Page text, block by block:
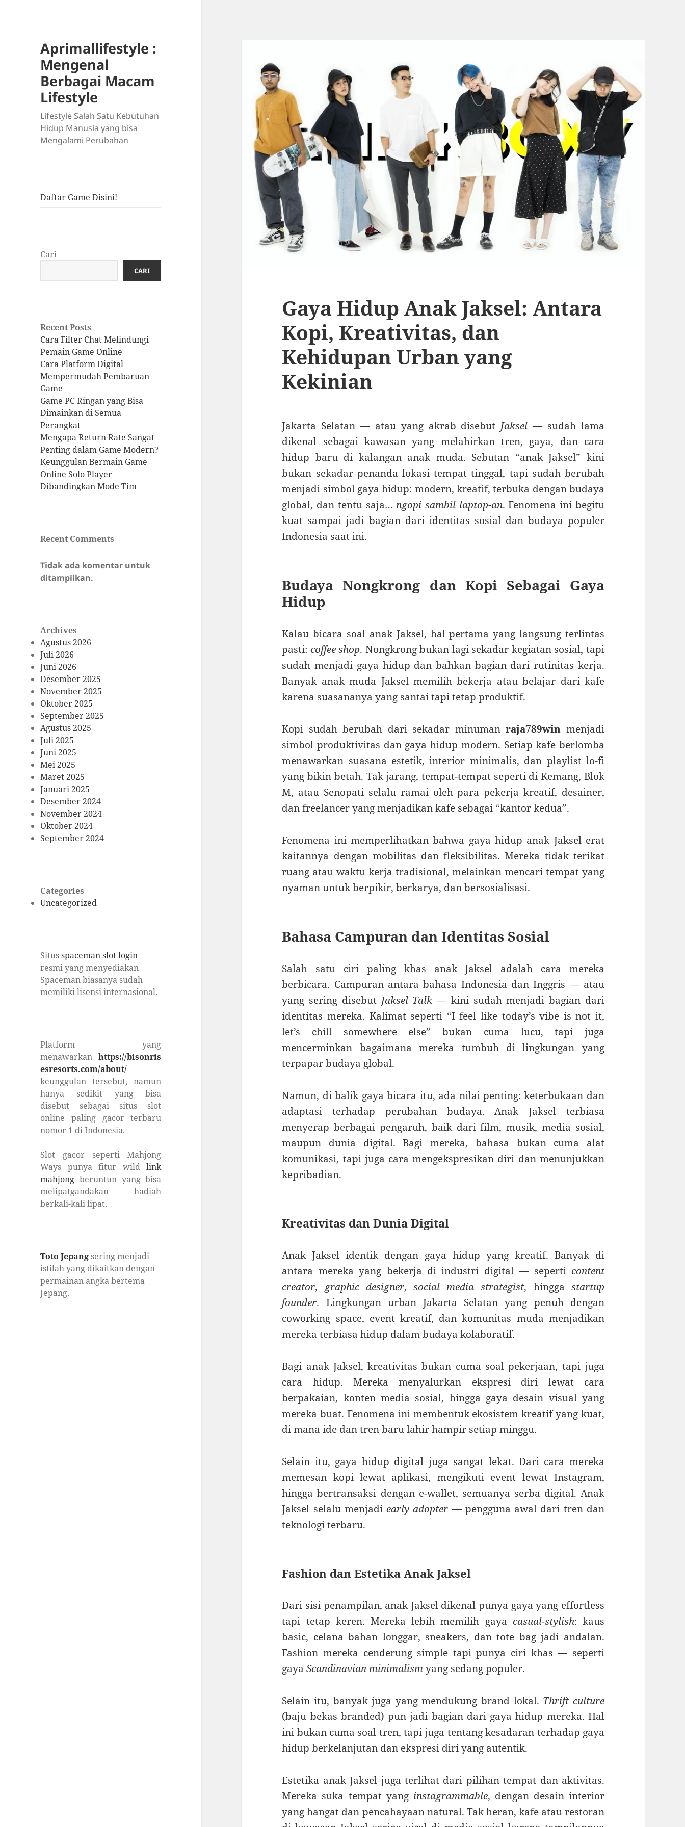
Aprimallifestyle :
Mengenal
Berbagai Macam
Lifestyle
Lifestyle Salah Satu Kebutuhan
Hidup Manusia yang bisa
Mengalami Perubahan
Daftar Game Disini!
Cari
CARI
Recent Posts
Cara Filter Chat Melindungi
Pemain Game Online
Cara Platform Digital
Mempermudah Pembaruan
Game
Game PC Ringan yang Bisa
Dimainkan di Semua
Perangkat
Mengapa Return Rate Sangat
Penting dalam Game Modern?
Keunggulan Bermain Game
Online Solo Player
Dibandingkan Mode Tim
Recent Comments
Tidak ada komentar untuk
ditampilkan.
Archives
Agustus 2026
Juli 2026
Juni 2026
Desember 2025
November 2025
Oktober 2025
September 2025
Agustus 2025
Juli 2025
Juni 2025
Mei 2025
Maret 2025
Januari 2025
Desember 2024
November 2024
Oktober 2024
September 2024
Categories
Uncategorized
Situsspaceman slot login
resmi yang menyediakan
Spaceman biasanya sudah
memiliki lisensi internasional.
Platform yang
menawarkanhttps://bisonris
esresorts.com/about/
keunggulan tersebut, namun
hanya sedikit yang bisa
disebut sebagai situs slot
online paling gacor terbaru
nomor 1 di Indonesia.
Slot gacor seperti Mahjong
Ways punya fitur wildlink
mahjong beruntun yang bisa
melipatgandakan hadiah
berkali-kali lipat.
Toto Jepangsering menjadi
istilah yang dikaitkan dengan
permainan angka bertema
Jepang.
Gaya Hidup Anak Jaksel: Antara
Kopi, Kreativitas, dan
Kehidupan Urban yang
Kekinian
Jakarta Selatan — atau yang akrab disebut Jaksel — sudah lama
dikenal sebagai kawasan yang melahirkan tren, gaya, dan cara
hidup baru di kalangan anak muda. Sebutan “anak Jaksel” kini
bukan sekadar penanda lokasi tempat tinggal, tapi sudah berubah
menjadi simbol gaya hidup: modern, kreatif, terbuka dengan budaya
global, dan tentu saja… ngopi sambil laptop-an. Fenomena ini begitu
kuat sampai jadi bagian dari identitas sosial dan budaya populer
Indonesia saat ini.
Budaya Nongkrong dan Kopi Sebagai Gaya
Hidup
Kalau bicara soal anak Jaksel, hal pertama yang langsung terlintas
pasti: coffee shop. Nongkrong bukan lagi sekadar kegiatan sosial, tapi
sudah menjadi gaya hidup dan bahkan bagian dari rutinitas kerja.
Banyak anak muda Jaksel memilih bekerja atau belajar dari kafe
karena suasananya yang santai tapi tetap produktif.
Kopi sudah berubah dari sekadar minumanraja789win menjadi
simbol produktivitas dan gaya hidup modern. Setiap kafe berlomba
menawarkan suasana estetik, interior minimalis, dan playlist lo-fi
yang bikin betah. Tak jarang, tempat-tempat seperti di Kemang, Blok
M, atau Senopati selalu ramai oleh para pekerja kreatif, desainer,
dan freelancer yang menjadikan kafe sebagai “kantor kedua”.
Fenomena ini memperlihatkan bahwa gaya hidup anak Jaksel erat
kaitannya dengan mobilitas dan fleksibilitas. Mereka tidak terikat
ruang atau waktu kerja tradisional, melainkan mencari tempat yang
nyaman untuk berpikir, berkarya, dan bersosialisasi.
Bahasa Campuran dan Identitas Sosial
Salah satu ciri paling khas anak Jaksel adalah cara mereka
berbicara. Campuran antara bahasa Indonesia dan Inggris — atau
yang sering disebut Jaksel Talk— kini sudah menjadi bagian dari
identitas mereka. Kalimat seperti “I feel like today’s vibe is not it,
let’s chill somewhere else” bukan cuma lucu, tapi juga
mencerminkan bagaimana mereka tumbuh di lingkungan yang
terpapar budaya global.
Namun, di balik gaya bicara itu, ada nilai penting: keterbukaan dan
adaptasi terhadap perubahan budaya. Anak Jaksel terbiasa
menyerap berbagai pengaruh, baik dari film, musik, media sosial,
maupun dunia digital. Bagi mereka, bahasa bukan cuma alat
komunikasi, tapi juga cara mengekspresikan diri dan menunjukkan
kepribadian.
Kreativitas dan Dunia Digital
Anak Jaksel identik dengan gaya hidup yang kreatif. Banyak di
antara mereka yang bekerja di industri digital — seperti content
creator, graphic designer,social media strategist, hingga startup
founder. Lingkungan urban Jakarta Selatan yang penuh dengan
coworking space, event kreatif, dan komunitas muda menjadikan
mereka terbiasa hidup dalam budaya kolaboratif.
Bagi anak Jaksel, kreativitas bukan cuma soal pekerjaan, tapi juga
cara hidup. Mereka menyalurkan ekspresi diri lewat cara
berpakaian, konten media sosial, hingga gaya desain visual yang
mereka buat. Fenomena ini membentuk ekosistem kreatif yang kuat,
di mana ide dan tren baru lahir hampir setiap minggu.
Selain itu, gaya hidup digital juga sangat lekat. Dari cara mereka
memesan kopi lewat aplikasi, mengikuti event lewat Instagram,
hingga bertransaksi dengan e-wallet, semuanya serba digital. Anak
Jaksel selalu menjadiearly adopter — pengguna awal dari tren dan
teknologi terbaru.
Fashion dan Estetika Anak Jaksel
Dari sisi penampilan, anak Jaksel dikenal punya gaya yang effortless
tapi tetap keren. Mereka lebih memilih gaya casual-stylish: kaus
basic, celana bahan longgar, sneakers, dan tote bag jadi andalan.
Fashion mereka cenderung simple tapi punya ciri khas — seperti
gayaScandinavian minimalismyang sedang populer.
Selain itu, banyak juga yang mendukung brand lokal. Thrift culture
(baju bekas branded) pun jadi bagian dari gaya hidup mereka. Hal
ini bukan cuma soal tren, tapi juga tentang kesadaran terhadap gaya
hidup berkelanjutan dan ekspresi diri yang autentik.
Estetika anak Jaksel juga terlihat dari pilihan tempat dan aktivitas.
Mereka suka tempat yang instagrammable, dengan desain interior
yang hangat dan pencahayaan natural. Tak heran, kafe atau restoran